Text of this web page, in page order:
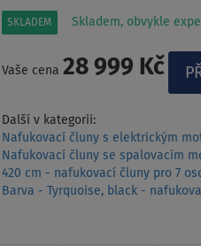
SKLADEM Skladem, obvykle
Vaše cena 28 999 Kč
Další v kategorii:
Nafukovací čluny s elektrickým
Nafukovací čluny se spalovacím
420 cm - nafukovací čluny pro 7
Barva - Tyrquoise, black -